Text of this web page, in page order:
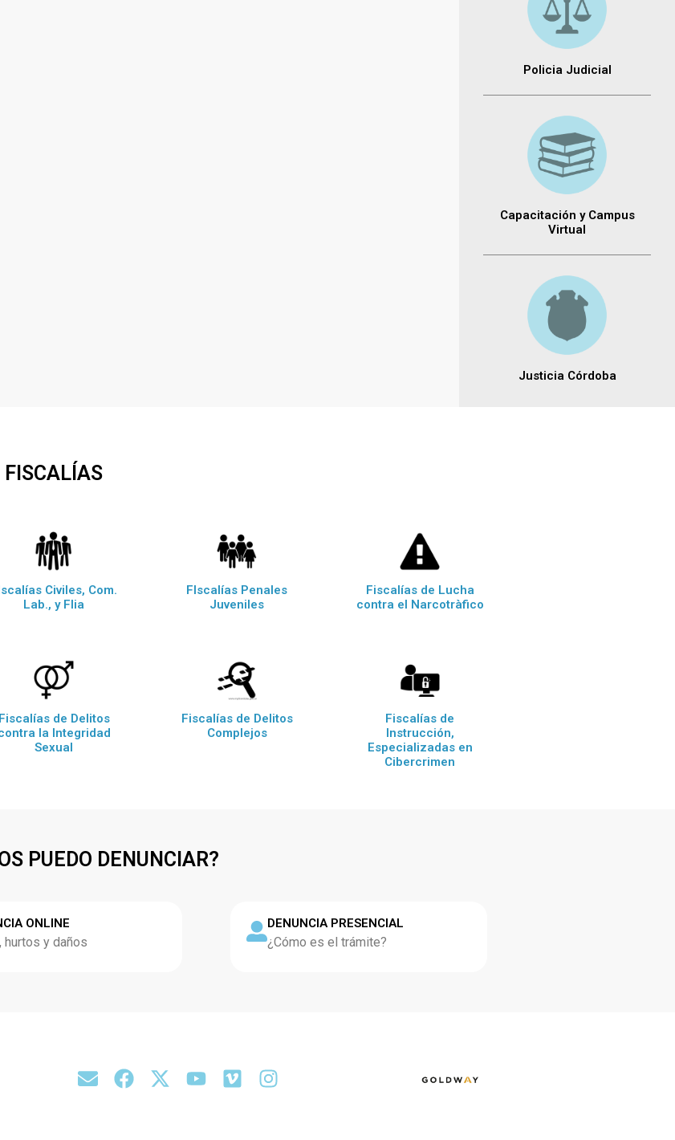
Policia Judicial
Capacitación y Campus
Virtual
Justicia Córdoba
FISCALÍAS
Civiles, Com.
Lab., y Flia
FIscalías Penales
Juveniles
Fiscalías de Lucha
contra el Narcotràfico
Fiscalías de Delitos
la Integridad
Sexual
Fiscalías de Delitos
Complejos
Fiscalías de
Instrucción,
Especializadas en
Cibercrimen
PUEDO DENUNCIAR?
ONLINE
hurtos y daños
DENUNCIA PRESENCIAL
¿Cómo es el trámite?